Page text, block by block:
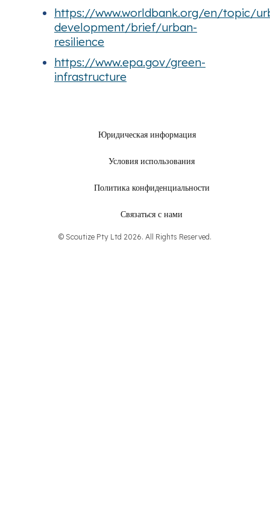
https://www.worldbank.org/en/topic/
development/brief/urban-
resilience
https://www.epa.gov/green-
infrastructure
Юридическая информация
Условия использования
Политика конфиденциальности
Связаться с нами
© Scoutize Pty Ltd 2026. All Rights Reserved.